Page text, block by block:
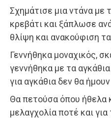
Σχημάτισε μια ντάνα με
κρεβάτι και ξάπλωσε
θλίψη και ανακούφιση
Γεννήθηκα μοναχικός,
γεννήθηκα με τα
για αγκάθια δεν θα
Θα πετούσα όπου ήθελα
μελαγχολία ποτέ και για